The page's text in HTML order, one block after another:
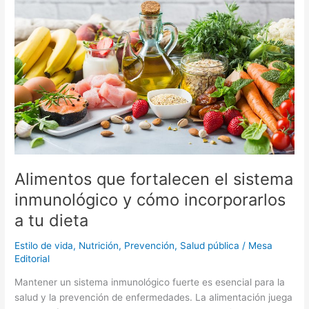
Alimentos que fortalecen el sistema
inmunológico y cómo incorporarlos
a tu dieta
Estilo de vida, Nutrición, Prevención, Salud pública / Mesa
Editorial
Mantener un sistema inmunológico fuerte es esencial para la
salud y la prevención de enfermedades. La alimentación juega
fortalecen
el
sistema
inmunológico
y
cómo
incorporarlos
a
tu
dieta